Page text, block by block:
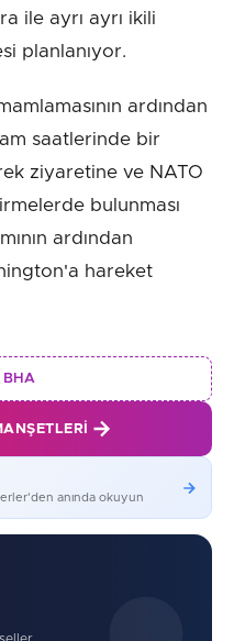
ile ayrı ayrı ikili
planlanıyor.
ardından
saatlerinde bir
ziyaretine ve NATO
bulunması
ardından
hareket
BHA
anında okuyun